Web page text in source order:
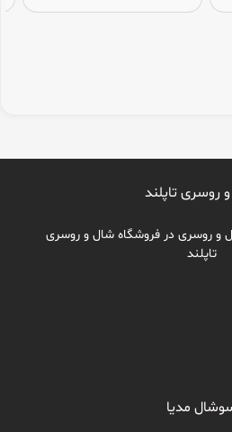
روسری تاپلند
و روسری در فروشگاه شال و روسری
تاپلند
مدیا